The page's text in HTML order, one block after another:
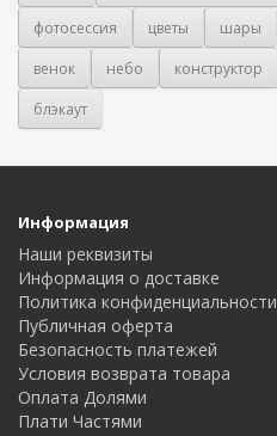
фотосессия
цветы шары
венок
небо конструктор
блэкаут
Информация
Наши реквизиты
Информация о доставке
Политика конфиденциальности
Публичная оферта
Безопасность платежей
Условия возврата товара
Оплата Долями
Плати Частями